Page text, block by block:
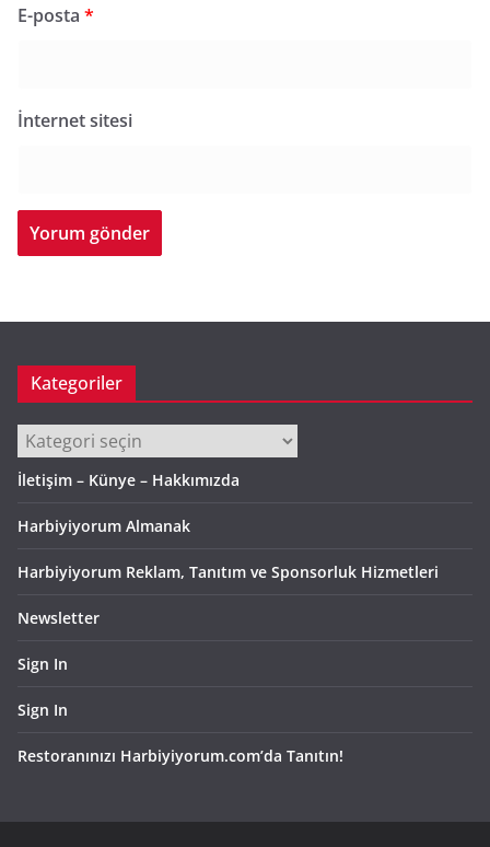
E-posta *
İnternet sitesi
Kategoriler
Kategoriler
İletişim – Künye – Hakkımızda
Harbiyiyorum Almanak
Harbiyiyorum Reklam, Tanıtım ve Sponsorluk Hizmetleri
Newsletter
Sign In
Sign In
Restoranınızı Harbiyiyorum.com’da Tanıtın!